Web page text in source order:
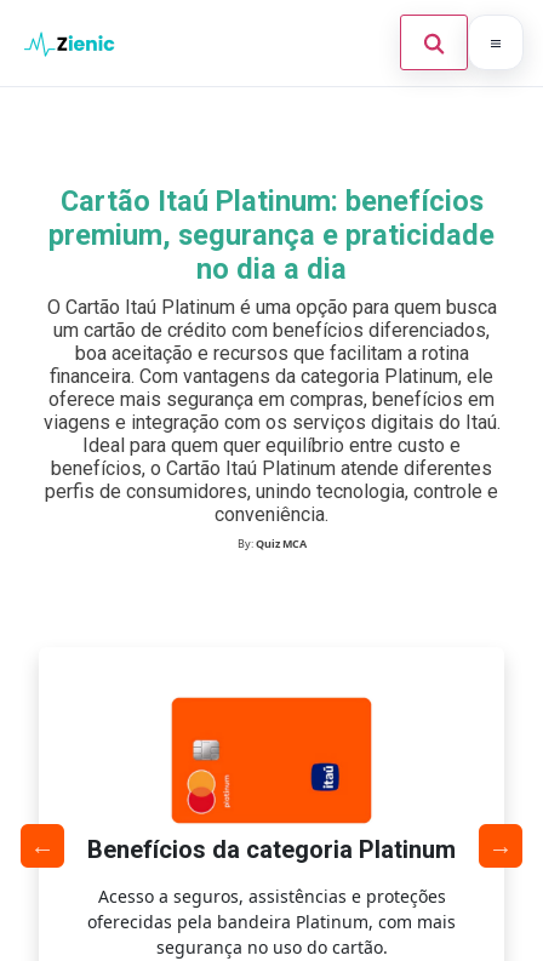
Abrir
Investimento
Legal
Buscar:
Pulsa Enter para buscar o ESC para cerrar.
Cartão Itaú Platinum: benefícios
premium, segurança e praticidade
no dia a dia
O Cartão Itaú Platinum é uma opção para quem busca
um cartão de crédito com benefícios diferenciados,
boa aceitação e recursos que facilitam a rotina
financeira. Com vantagens da categoria Platinum, ele
oferece mais segurança em compras, benefícios em
viagens e integração com os serviços digitais do Itaú.
Ideal para quem quer equilíbrio entre custo e
benefícios, o Cartão Itaú Platinum atende diferentes
perfis de consumidores, unindo tecnologia, controle e
conveniência.
By:Quiz MCA
Benefícios da categoria Platinum
Acesso a seguros, assistências e proteções
oferecidas pela bandeira Platinum, com mais
segurança no uso do cartão.